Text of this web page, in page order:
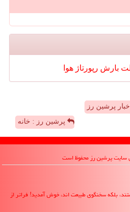
بارش رپورتاژ هوا
اخبار پرشین رز
پرشین رز : خانه
بلکه سخنگوی طبیعت اند، خوش آمدید! فراتر از